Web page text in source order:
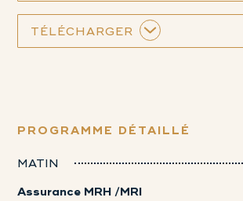
TÉLÉCHARGER
PROGRAMME DÉTAILLÉ
MATIN
Assurance MRH /MRI